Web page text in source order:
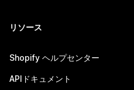
リソース
Shopify ヘルプセンター
APIドキュメント